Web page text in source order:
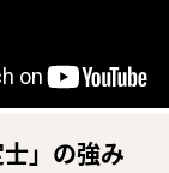
」の強み